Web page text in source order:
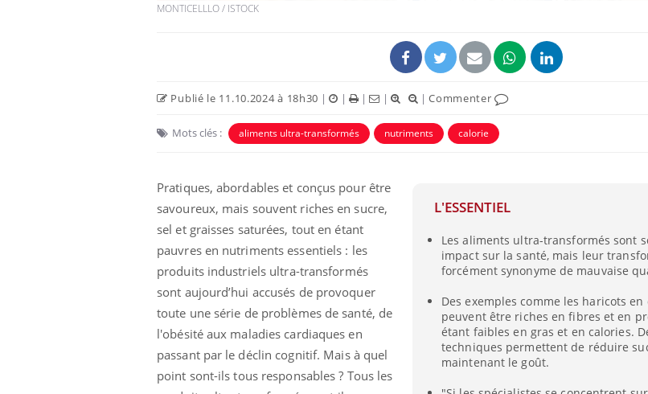
MONTICELLLO / ISTOCK
Publié le 11.10.2024 à 18h30 | | | | |Commenter
Mots clés : aliments ultra-transformés nutriments calorie
L'ESSENTIEL
Les aliments ultra-transformés sont
impact sur la santé, mais leur
forcément synonyme de mauvaise
Des exemples comme les haricots
peuvent être riches en fibres et en
étant faibles en gras et en calories.
techniques permettent de réduire
maintenant le goût.
Pratiques, abordables et conçus pour être
savoureux, mais souvent riches en sucre,
sel et graisses saturées, tout en étant
pauvres en nutriments essentiels : les
produits industriels ultra-transformés
sont aujourd’hui accusés de provoquer
toute une série de problèmes de santé, de
l'obésité aux maladies cardiaques en
passant par le déclin cognitif. Mais à quel
point sont-ils tous responsables ? Tous les
Comment oublier les
écrans en vacances ?
Toujours connectés :
comment le travail
empiète de plus en plus
sur nos soirées
Chikungunya, dengue,
West Nile : que se passe-
t-il dans le sud de la
Les médicaments GLP-1
protègent-ils aussi les os